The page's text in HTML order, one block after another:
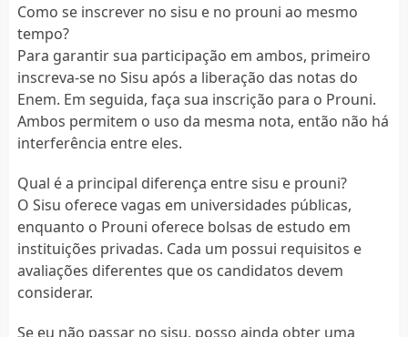
Como se inscrever no sisu e no prouni ao mesmo
tempo?
Para garantir sua participação em ambos, primeiro
inscreva-se no Sisu após a liberação das notas do
Enem. Em seguida, faça sua inscrição para o Prouni.
Ambos permitem o uso da mesma nota, então não há
interferência entre eles.
Qual é a principal diferença entre sisu e prouni?
O Sisu oferece vagas em universidades públicas,
enquanto o Prouni oferece bolsas de estudo em
instituições privadas. Cada um possui requisitos e
avaliações diferentes que os candidatos devem
considerar.
Se eu não passar no sisu, posso ainda obter uma